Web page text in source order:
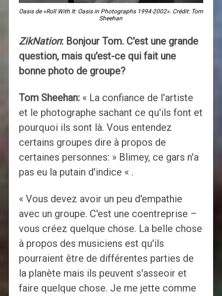
Oasis de «Roll With It: Oasis in Photographs 1994-2002». Crédit: Tom
Sheehan
ZikNation: Bonjour Tom. C'est une grande
question, mais qu'est-ce qui fait une
bonne photo de groupe?
Tom Sheehan:« La confiance de l'artiste
et le photographe sachant ce qu'ils font et
pourquoi ils sont là. Vous entendez
certains groupes dire à propos de
certaines personnes: » Blimey, ce gars n'a
pas eu la putain d'indice « .
« Vous devez avoir un peu d'empathie
avec un groupe. C'est une coentreprise –
vous créez quelque chose. La belle chose
à propos des musiciens est qu'ils
pourraient être de différentes parties de
la planète mais ils peuvent s'asseoir et
faire quelque chose. Je me jette comme